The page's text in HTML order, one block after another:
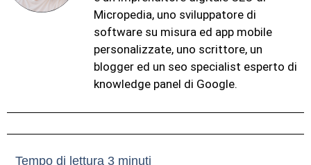
Micropedia, uno sviluppatore di
software su misura ed app mobile
personalizzate, uno scrittore, un
blogger ed un seo specialist esperto di
knowledge panel di Google.